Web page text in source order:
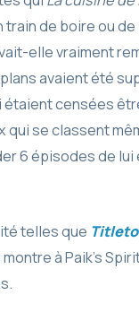
train de boire ou
elle vraiment
avaient été
censées
se classent
6 épisodes de lui
telles que
à Paik’s